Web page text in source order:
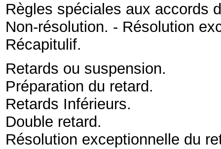
Règles spéciales aux accords
Non-résolution. - Résolution
Récapitulif.
Retards ou suspension.
Préparation du retard.
Retards Inférieurs.
Double retard.
Résolution exceptionnelle du